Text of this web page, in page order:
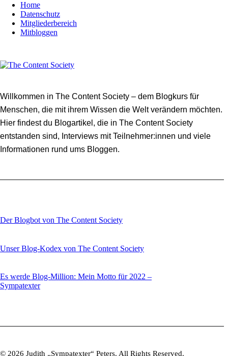
Home
Datenschutz
Mitgliederbereich
Mitbloggen
Willkommen in The Content Society – dem Blogkurs für
Menschen, die mit ihrem Wissen die Welt verändern möchten.
Hier findest du Blogartikel, die in The Content Society
entstanden sind, Interviews mit Teilnehmer:innen und viele
Informationen rund ums Bloggen.
Der Blogbot von The Content Society
Unser Blog-Kodex von The Content Society
Es werde Blog-Million: Mein Motto für 2022 –
Sympatexter
© 2026 Judith „Sympatexter“ Peters. All Rights Reserved.